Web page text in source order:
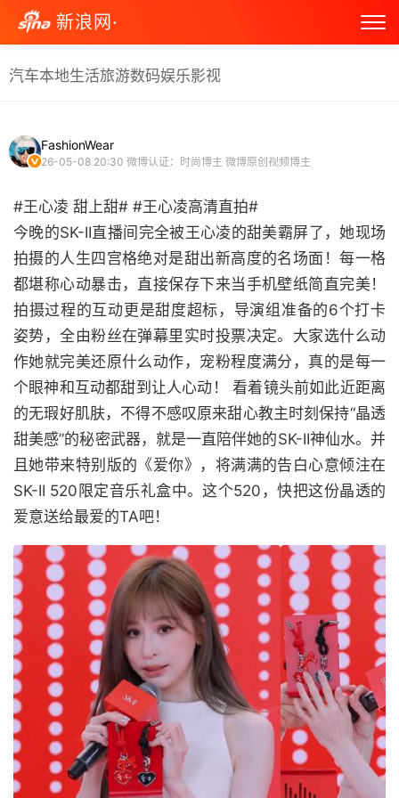
新浪网·
汽车本地生活旅游数码娱乐影视
FashionWear
26-05-08 20:30 微博认证：时尚博主 微博原创视频博主
#王心凌 甜上甜# #王心凌高清直拍#
今晚的SK-II直播间完全被王心凌的甜美霸屏了，她现场
拍摄的人生四宫格绝对是甜出新高度的名场面！每一格
都堪称心动暴击，直接保存下来当手机壁纸简直完美！
拍摄过程的互动更是甜度超标，导演组准备的6个打卡
姿势，全由粉丝在弹幕里实时投票决定。大家选什么动
作她就完美还原什么动作，宠粉程度满分，真的是每一
个眼神和互动都甜到让人心动！ 看着镜头前如此近距离
的无瑕好肌肤，不得不感叹原来甜心教主时刻保持“晶透
甜美感”的秘密武器，就是一直陪伴她的SK-II神仙水。并
且她带来特别版的《爱你》，将满满的告白心意倾注在
SK-II 520限定音乐礼盒中。这个520，快把这份晶透的
爱意送给最爱的TA吧！